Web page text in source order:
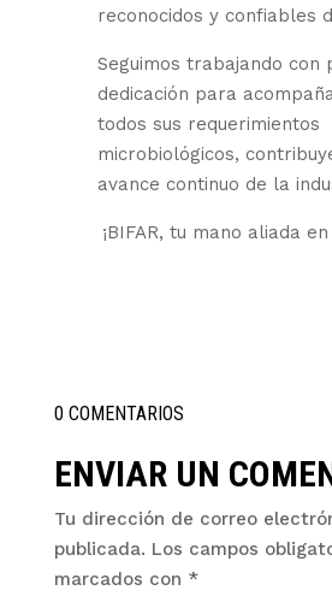
reconocidos y confiables
Seguimos trabajando con
dedicación para
todos sus requerimientos
microbiológicos,
avance continuo de la
¡BIFAR, tu mano aliada
0 COMENTARIOS
ENVIAR UN
Tu dirección de correo
publicada. Los campos
marcados con *